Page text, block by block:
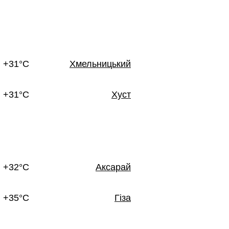
+31°C Хмельницький
+31°C Хуст
+32°C Аксарай
+35°C Гіза